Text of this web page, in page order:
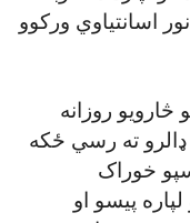
اسانتياوي ورکوو
روزانه
خوراک مصرف د ۱۰ ډالرو نه تر ۱۵ ډالرو ته رسي ځکه
خوراک
پيسو او